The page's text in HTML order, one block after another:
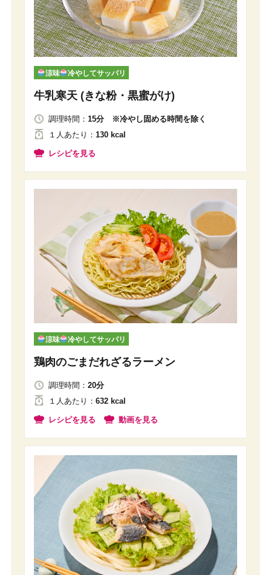
涼味 冷やしてサッパリ
牛乳寒天 (きな粉・黒蜜がけ)
調理時間： 15分 ※冷やし固める時間を除く
１人 あたり ： 130 kcal
レシピを見る
涼味 冷やしてサッパリ
鶏肉のごまだれざるラーメン
調理時間： 20分
１人あたり ： 632 kcal
レシピを見る 動画を見る